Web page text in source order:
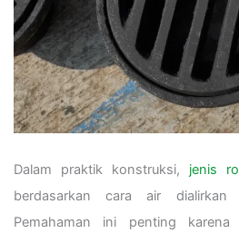
Dalam praktik konstruksi, jenis
berdasarkan cara air dialirkan
Pemahaman ini penting